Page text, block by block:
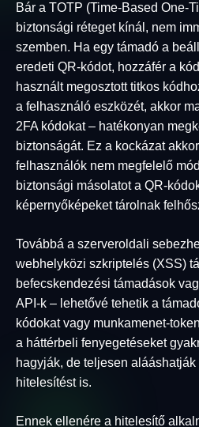
Bár a TOTP (Time-Based One-
biztonsági réteget kínál, nem
szemben. Ha egy támadó a
eredeti QR-kódot, hozzáfér a
használt megosztott titkos
a felhasználó eszközét, akkor
2FA kódokat – hatékonyan
biztonságát. Ez a kockázat
felhasználók nem megfelelő
biztonsági másolatot a QR-
képernyőképeket tárolnak
Továbbá a szerveroldali
webhelyközi szkriptelés (XSS)
befecskendezési támadások
API-k – lehetővé tehetik a
kódokat vagy munkamenet-
a háttérbeli fenyegetéseket
hagyják, de teljesen
hitelesítést is.
Ennek ellenére a hitelesítő